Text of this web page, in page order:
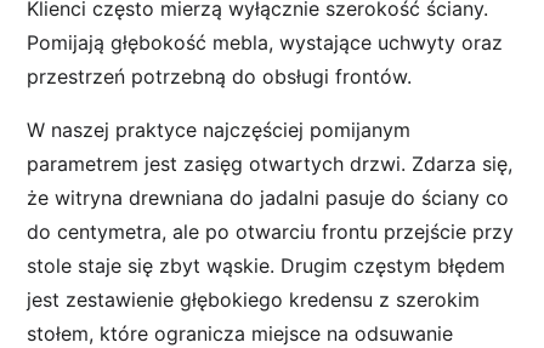
Klienci często mierzą wyłącznie szerokość ściany.
Pomijają głębokość mebla, wystające uchwyty oraz
przestrzeń potrzebną do obsługi frontów.
W naszej praktyce najczęściej pomijanym
parametrem jest zasięg otwartych drzwi. Zdarza się,
że witryna drewniana do jadalni pasuje do ściany co
do centymetra, ale po otwarciu frontu przejście przy
stole staje się zbyt wąskie. Drugim częstym błędem
jest zestawienie głębokiego kredensu z szerokim
stołem, które ogranicza miejsce na odsuwanie